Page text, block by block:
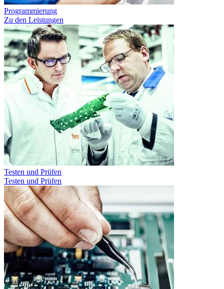
Programmierung
Zu den Leistungen
Testen und Prüfen
Testen und Prüfen